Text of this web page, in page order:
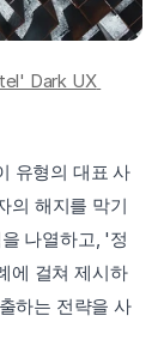
Dark UX
유형의 대표 사
의 해지를 막기
나열하고, '정
에 걸쳐 제시하
하는 전략을 사